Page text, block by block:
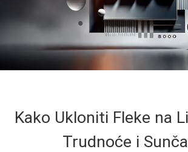
Kako Ukloniti Fleke na
Trudnoće i